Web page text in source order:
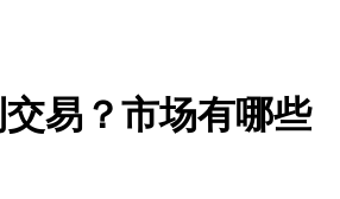
易？市场有哪些